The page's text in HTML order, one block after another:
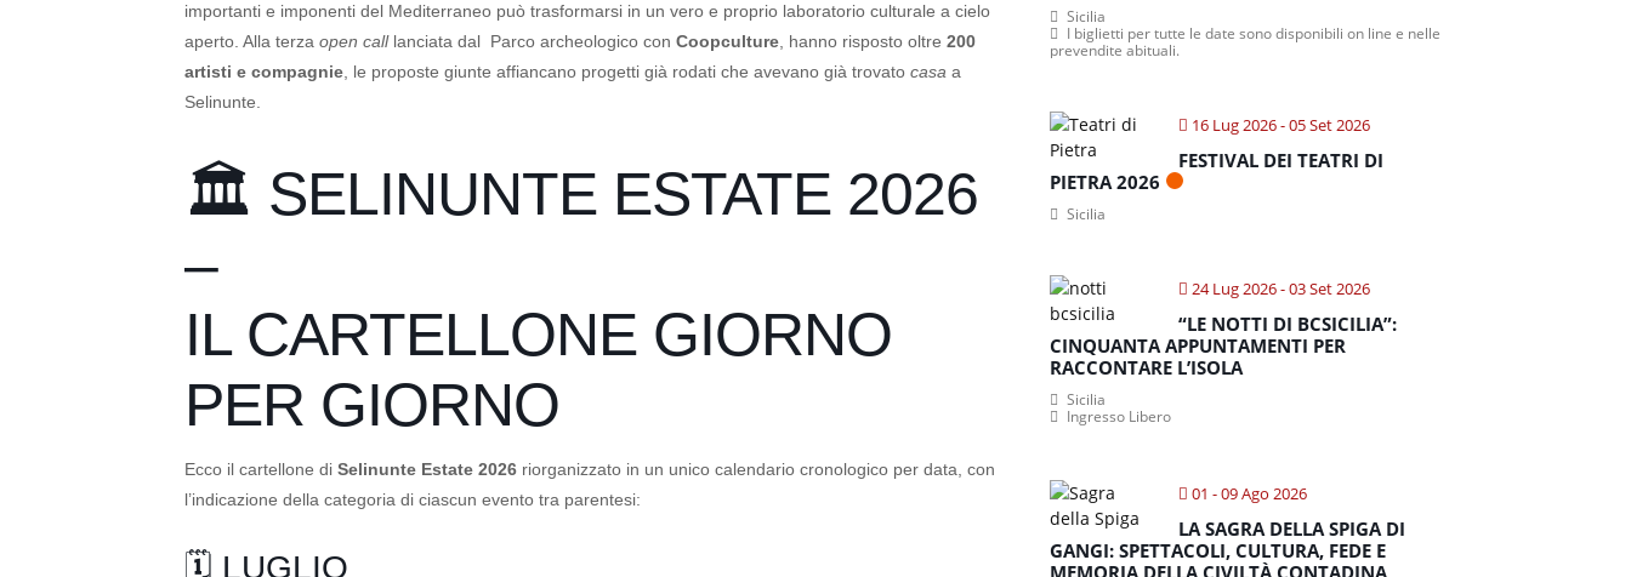
importanti e imponenti del Mediterraneo può trasformarsi in un vero e proprio laboratorio culturale a cielo
aperto. Alla terza open calllanciata dal Parco archeologico con Coopculture , hanno risposto oltre 200
artisti e compagnie , le proposte giunte affiancano progetti già rodati che avevano già trovato casa a
Selinunte.
🏛️ SELINUNTE ESTATE 2026
–
IL CARTELLONE GIORNO
PER GIORNO
Ecco il cartellone di Selinunte Estate 2026 riorganizzato in un unico calendario cronologico per data, con
l’indicazione della categoria di ciascun evento tra parentesi:
🗓️ LUGLIO
Sicilia
I biglietti per tutte le date sono disponibili on line e nelle
prevendite abituali.
16 Lug 2026- 05 Set 2026
FESTIVAL DEI TEATRI DI
PIETRA 2026
Sicilia
24 Lug 2026- 03 Set 2026
“LE NOTTI DI BCSICILIA”:
CINQUANTA APPUNTAMENTI PER
RACCONTARE L’ISOLA
Sicilia
Ingresso Libero
01 - 09 Ago 2026
LA SAGRA DELLA SPIGA DI
GANGI: SPETTACOLI, CULTURA, FEDE E
MEMORIA DELLA CIVILTÀ CONTADINA